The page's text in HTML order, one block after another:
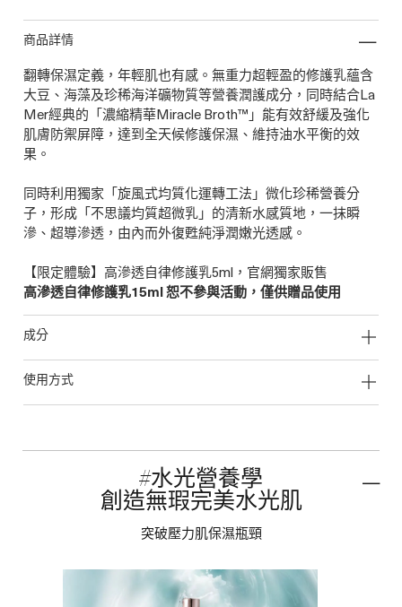
商品詳情
翻轉保濕定義，年輕肌也有感。無重力超輕盈的修護乳蘊含
大豆、海藻及珍稀海洋礦物質等營養潤護成分，同時結合La
Mer經典的「濃縮精華Miracle Broth™」能有效舒緩及強化
肌膚防禦屏障，達到全天候修護保濕、維持油水平衡的效
果。
同時利用獨家「旋風式均質化運轉工法」微化珍稀營養分
子，形成「不思議均質超微乳」的清新水感質地，一抹瞬
滲、超導滲透，由內而外復甦純淨潤嫩光透感。
【限定體驗】高滲透自律修護乳5ml，官網獨家販售
高滲透自律修護乳15ml 恕不參與活動，僅供贈品使用
成分
使用方式
#水光營養學
創造無瑕完美水光肌
突破壓力肌保濕瓶頸